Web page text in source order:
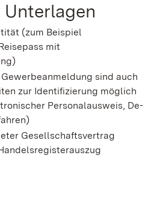
(zum Beispiel
mit
sind auch
zur Identifizierung möglich
Personalausweis, De-
Gesellschaftsvertrag